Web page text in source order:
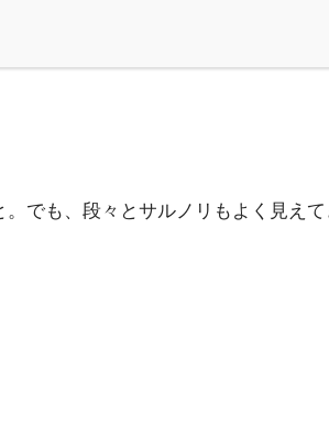
でも、段々とサルノリもよく見えて